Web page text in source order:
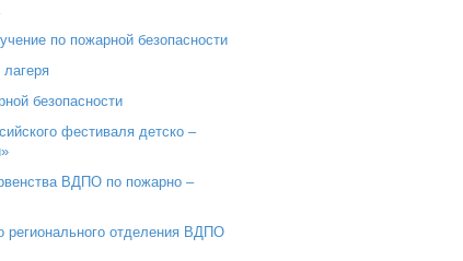
по пожарной безопасности
безопасности
фестиваля детско –
ВДПО по пожарно –
регионального отделения ВДПО